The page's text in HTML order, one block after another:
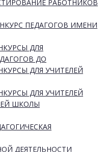
РАБОТНИКОВ
ПЕДАГОГОВ ИМЕНИ
ДЛЯ
ДО
ДЛЯ УЧИТЕЛЕЙ
ДЛЯ УЧИТЕЛЕЙ
ШКОЛЫ
ДЕЯТЕЛЬНОСТИ